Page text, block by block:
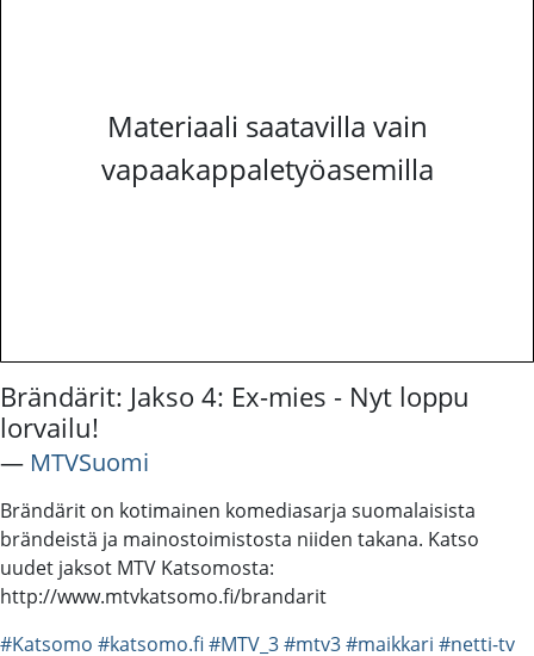
Materiaali saatavilla vain
vapaakappaletyöasemilla
Brändärit: Jakso 4: Ex-mies - Nyt loppu
lorvailu!
― MTVSuomi
Brändärit on kotimainen komediasarja suomalaisista
brändeistä ja mainostoimistosta niiden takana. Katso
uudet jaksot MTV Katsomosta:
http://www.mtvkatsomo.fi/brandarit
#Katsomo #katsomo.fi #MTV_3#mtv3#maikkari #netti-tv